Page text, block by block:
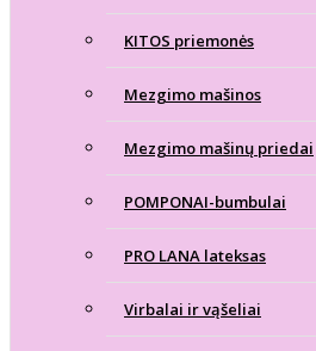
KITOS priemonės
Mezgimo mašinos
Mezgimo mašinų priedai
POMPONAI-bumbulai
PRO LANA lateksas
Virbalai ir vąšeliai